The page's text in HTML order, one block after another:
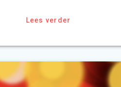
Lees verder